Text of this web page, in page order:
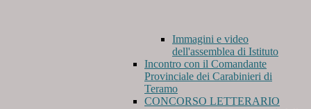
Immagini e video
dell'assemblea di Istituto
Incontro con il Comandante
Provinciale dei Carabinieri di
Teramo
CONCORSO LETTERARIO